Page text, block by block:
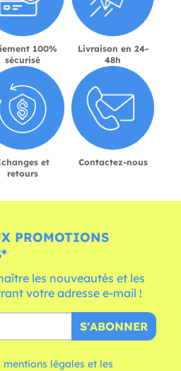
100%
sécurisé
Livraison en 24-
48h
et
retours
Contactez-nous
PROMOTIONS
les nouveautés et les
votre adresse e-mail !
S'ABONNER
légales et les